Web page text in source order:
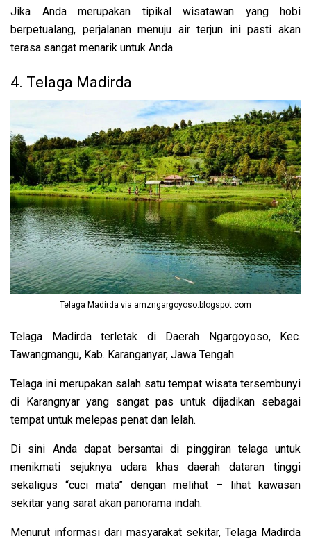
Jika Anda merupakan tipikal wisatawan yang hobi
berpetualang, perjalanan menuju air terjun ini pasti akan
terasa sangat menarik untuk Anda.
4. Telaga Madirda
Telaga Madirda via amzngargoyoso.blogspot.com
Telaga Madirda terletak di Daerah Ngargoyoso, Kec.
Tawangmangu, Kab. Karanganyar, Jawa Tengah.
Telaga ini merupakan salah satu tempat wisata tersembunyi
di Karangnyar yang sangat pas untuk dijadikan sebagai
tempat untuk melepas penat dan lelah.
Di sini Anda dapat bersantai di pinggiran telaga untuk
menikmati sejuknya udara khas daerah dataran tinggi
sekaligus “cuci mata” dengan melihat – lihat kawasan
sekitar yang sarat akan panorama indah.
Menurut informasi dari masyarakat sekitar, Telaga Madirda